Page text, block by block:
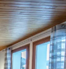
se
cuisine,